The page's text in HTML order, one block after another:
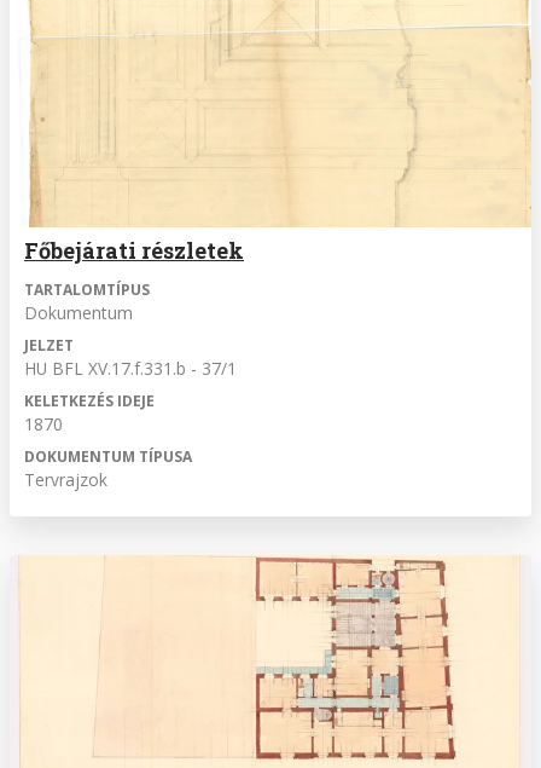
Főbejárati részletek
TARTALOMTÍPUS
Dokumentum
JELZET
HU BFL XV.17.f.331.b - 37/1
KELETKEZÉS IDEJE
1870
DOKUMENTUM TÍPUSA
Tervrajzok